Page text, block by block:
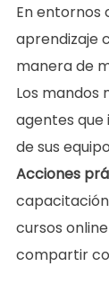
En entornos
aprendizaje
manera de
Los mandos
agentes que
de sus
Acciones
cursos
compartir